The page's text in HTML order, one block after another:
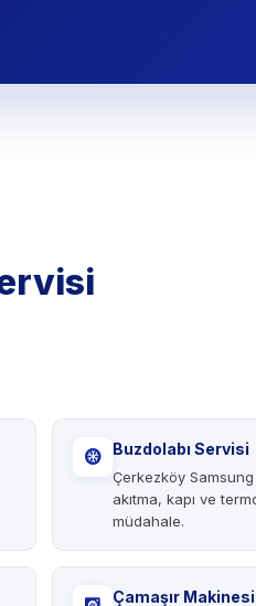
Buzdolabı Servisi
Çerkezköy
akıtma, kapı ve
müdahale.
Çamaşır